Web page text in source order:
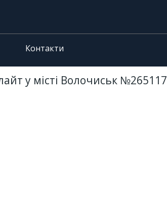
Контакти
у місті Волочиськ №265117